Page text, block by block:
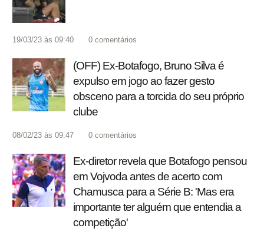
19/03/23 às 09:40 0 comentários
(OFF) Ex-Botafogo, Bruno Silva é
expulso em jogo ao fazer gesto
obsceno para a torcida do seu próprio
clube
08/02/23 às 09:47 0 comentários
Ex-diretor revela que Botafogo pensou
em Vojvoda antes de acerto com
Chamusca para a Série B: 'Mas era
importante ter alguém que entendia a
competição'